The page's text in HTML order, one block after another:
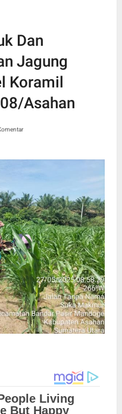
Dan
Jagung
Koramil
Asahan